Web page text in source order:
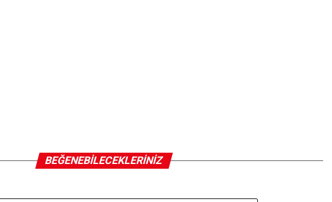
BEĞENEBILECEKLERINIZ